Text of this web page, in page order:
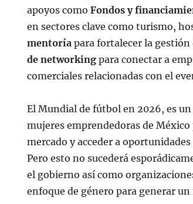
apoyos comoFondos y
en sectores clave como turismo,
mentoría para fortalecer la
de networking para conectar a
comerciales relacionadas con el
El Mundial de fútbol en 2026, es
mujeres emprendedoras de
mercado y acceder a
Pero esto no sucederá
el gobierno así como
enfoque de género para generar